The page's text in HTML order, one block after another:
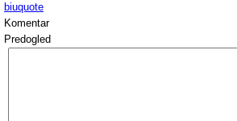
biuquote
Komentar
Predogled